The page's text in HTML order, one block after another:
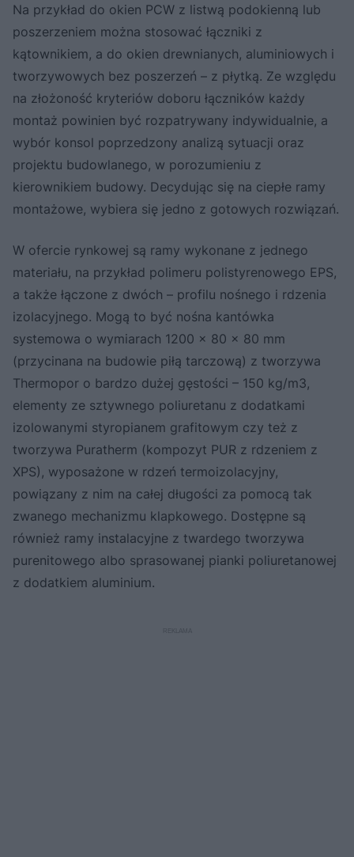
Na przykład do okien PCW z listwą podokienną lub
poszerzeniem można stosować łączniki z
kątownikiem, a do okien drewnianych, aluminiowych i
tworzywowych bez poszerzeń – z płytką. Ze względu
na złożoność kryteriów doboru łączników każdy
montaż powinien być rozpatrywany indywidualnie, a
wybór konsol poprzedzony analizą sytuacji oraz
projektu budowlanego, w porozumieniu z
kierownikiem budowy. Decydując się na ciepłe ramy
montażowe, wybiera się jedno z gotowych rozwiązań.
W ofercie rynkowej są ramy wykonane z jednego
materiału, na przykład polimeru polistyrenowego EPS,
a także łączone z dwóch – profilu nośnego i rdzenia
izolacyjnego. Mogą to być nośna kantówka
systemowa o wymiarach 1200 x 80 x 80 mm
(przycinana na budowie piłą tarczową) z tworzywa
Thermopor o bardzo dużej gęstości – 150 kg/m3,
elementy ze sztywnego poliuretanu z dodatkami
izolowanymi styropianem grafitowym czy też z
tworzywa Puratherm (kompozyt PUR z rdzeniem z
XPS), wyposażone w rdzeń termoizolacyjny,
powiązany z nim na całej długości za pomocą tak
zwanego mechanizmu klapkowego. Dostępne są
również ramy instalacyjne z twardego tworzywa
purenitowego albo sprasowanej pianki poliuretanowej
z dodatkiem aluminium.